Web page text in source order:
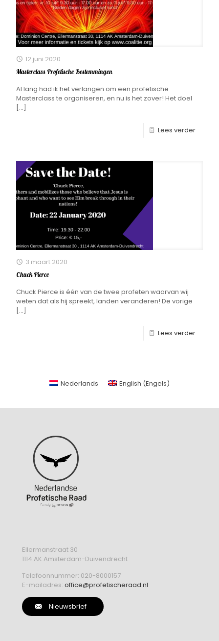
12 juni 2020
Masterclass Profetische Bestemmingen
Al lang had ik het verlangen om een profetische
Masterclass te organiseren, en nu is het zover! Het doel
[…]
Lees verder
3 maart 2020
Chuck Pierce
Chuck Pierce is één van de twee profeten waarvan wij
weten dat als hij spreekt, landen veranderen! De vorige
[…]
Lees verder
Ellermanstraat 30
1114 AK Amsterdam-Duivendrecht
Telefoonnummer: 020-8000157
E-mailadres: office@profetischeraad.nl
Nieuwsbrief
Nederlands English (Engels)